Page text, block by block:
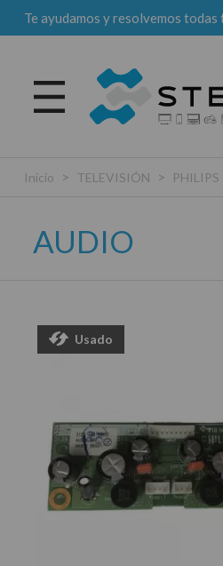
Te ayudamos y resolvemos todas
Inicio > TELEVISIÓN > PHILIPS
AUDIO
Usado